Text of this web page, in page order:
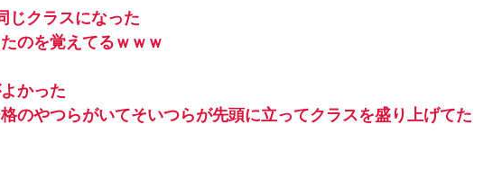
じクラスになった
のを覚えてるｗｗｗ
かった
のやつらがいてそいつらが先頭に立ってクラスを盛り上げてた